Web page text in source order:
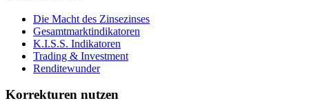
Die Macht des Zinsezinses
Gesamtmarktindikatoren
K.I.S.S. Indikatoren
Trading & Investment
Renditewunder
Korrekturen nutzen